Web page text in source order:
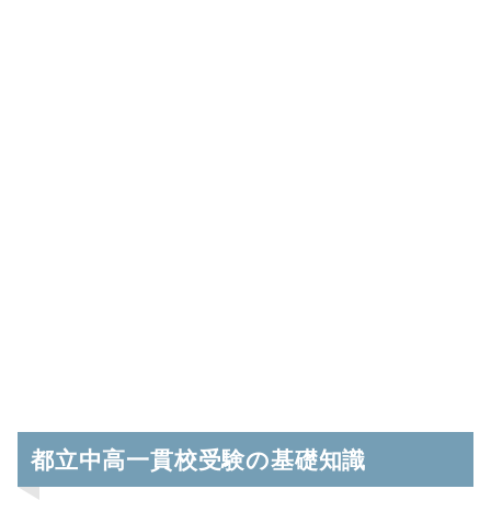
都立中高一貫校受験の基礎知識